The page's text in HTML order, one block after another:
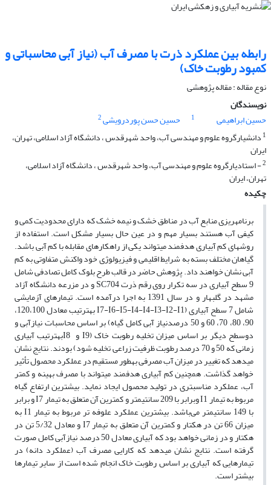
رابطه بین عملکرد ذرت با مصرف آب (نیاز آبی محاسباتی و
کمبود رطوبت خاک)
نوع مقاله : مقاله پژوهشی
نویسندگان
حسین ابراهیمی
1 حسین حسن پوردرویشی2
1 دانشیارگروه علوم و مهندسی آب، واحد شهرقدس ، دانشگاه آزاد اسلامی، تهران،
ایران
2- استادیارگروه علوم و مهندسی آب، واحد شهرقدس ، دانشگاه آزاد اسلامی،
تهران، ایران
چکیده
برنامه­ریزی منابع آب در مناطق خشک و نیمه خشک که دارای محدودیت کمی و
کیفی آب هستند بسیار مهم و در عین حال بسیار مشکل است. استفاده از
روش­های کم آبیاری هدفمند می­تواند یکی از راهکارهای مقابله با کم آبی باشد.
گیاهان مختلف بسته به شرایط اقلیمی و فیزیولوژی خود واکنش متفاوتی به کم
آبی نشان خواهند داد. پژوهش حاضر در قالب طرح بلوک کامل تصادفی شامل
9 سطح آبیاری در سه تکرار روی رقم ذرت SC704 و در مزرعه دانشگاه آزاد
مشهد در گلبهار و در سال 1391 به اجرا درآمده است. تیمارهای آزمایشی
شامل 7 سطح آبیاری (I7-I6-I5-I4-I4-I3-I2-I1 به­ترتیب معادل 120،100،
90، 80، 70، 60 و 50 درصدنیاز آبی کامل گیاه) بر اساس محاسبات نیازآبی و
دوسطح دیگر بر اساس میزان تخلیه رطوبت خاک (I9 و I8به­ترتیب آبیاری
زمانی که 50 و 70 درصد رطوبت ظرفیت زراعی تخلیه شود) بودند. نتایج نشان
می­دهد که تغییر در میزان آب مصرفی به­طور مستقیم در عملکرد محصول تأثیر
خواهد گذاشت. هم­چنین کم آبیاری هدفمند می­تواند با مصرف بهینه و کم­تر
آب، عملکرد مناسب­تری در تولید محصول ایجاد نماید. بیش­ترین ارتفاع گیاه
مربوط به تیمار I1 وبرابر با 209 سانتی­متر و کم­ترین آن متعلق به تیمار I7 و برابر
با 149 سانتی­متر می‌باشد. بیش­ترین عملکرد علوفه تر مربوط به تیمار I1 به
میزان 66 تن در هکتار و کم­ترین آن متعلق به تیمار I7 و معادل 5/32 تن در
هکتار و در زمانی خواهد بود که آبیاری معادل 50 درصد نیازآبی کامل صورت
گرفته است. نتایج نشان می­دهد که کارایی مصرف آب (عملکرد دانه) در
تیمارهایی که آبیاری بر اساس رطوبت خاک انجام شده است از سایر تیمارها
بیش­تر است.